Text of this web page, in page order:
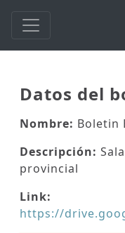
Datos del
Nombre: Boletin
Descripción:
provincial
Link:
https://